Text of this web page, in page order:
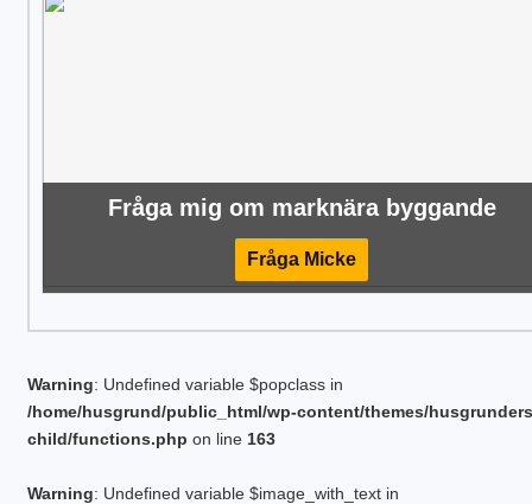
Fråga mig om marknära byggande
Fråga Micke
Warning: Undefined variable $popclass in
/home/husgrund/public_html/wp-content/themes/
child/functions.php on line 163
Warning: Undefined variable $image_with_text in